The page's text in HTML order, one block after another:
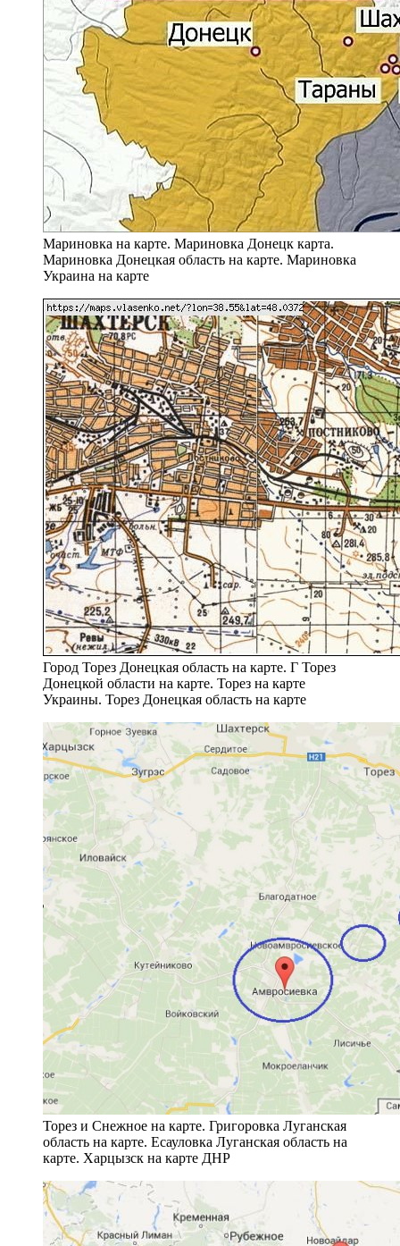
Мариновка на карте. Мариновка Донецк карта.
Мариновка Донецкая область на карте. Мариновка
Украина на карте
Город Торез Донецкая область на карте. Г Торез
Донецкой области на карте. Торез на карте
Украины. Торез Донецкая область на карте
Торез и Снежное на карте. Григоровка Луганская
область на карте. Есауловка Луганская область на
карте. Харцызск на карте ДНР